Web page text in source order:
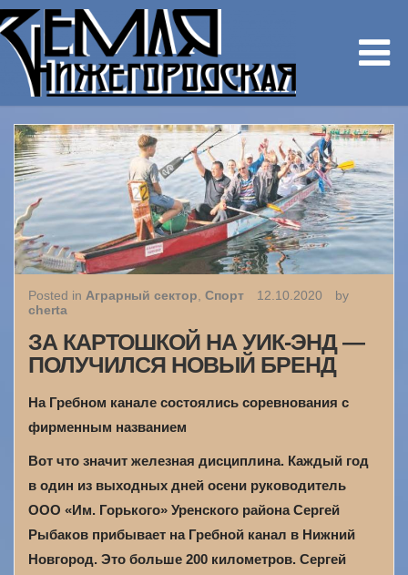
Posted in Аграрный сектор Спорт 12.10.2020
by
cherta
ЗА КАРТОШКОЙ НА УИК-ЭНД —
ПОЛУЧИЛСЯ НОВЫЙ БРЕНД
На Гребном канале состоялись соревнования с
фирменным названием
Вот что значит железная дисциплина. Каждый год
в один из выходных дней осени руководитель
ООО «Им. Горького» Уренского района Сергей
Рыбаков прибывает на Гребной канал в Нижний
Новгород. Это больше 200 километров. Сергей